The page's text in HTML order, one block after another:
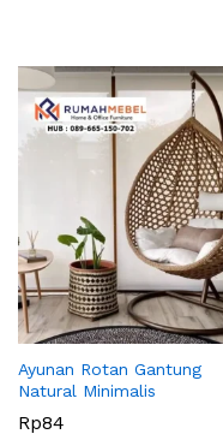
Ayunan Rotan Gantung
Natural Minimalis
Rp84